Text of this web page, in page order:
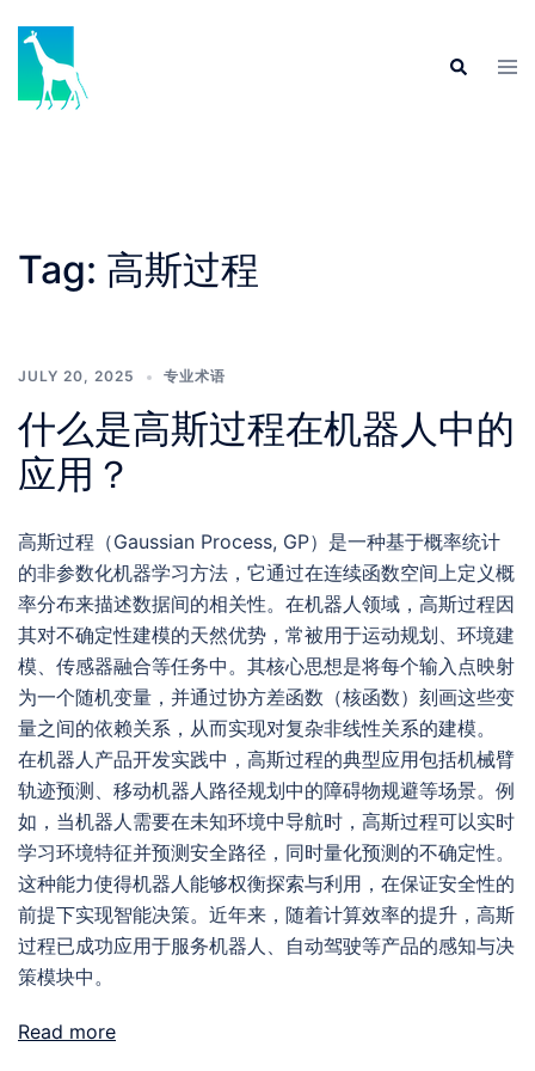
content
Search
Tag: 高斯过程
JULY 20, 2025 专业术语
什么是高斯过程在机器人中的
应用？
高斯过程（Gaussian Process, GP）是一种基于概率统计
的非参数化机器学习方法，它通过在连续函数空间上定义概
率分布来描述数据间的相关性。在机器人领域，高斯过程因
其对不确定性建模的天然优势，常被用于运动规划、环境建
模、传感器融合等任务中。其核心思想是将每个输入点映射
为一个随机变量，并通过协方差函数（核函数）刻画这些变
量之间的依赖关系，从而实现对复杂非线性关系的建模。
在机器人产品开发实践中，高斯过程的典型应用包括机械臂
轨迹预测、移动机器人路径规划中的障碍物规避等场景。例
如，当机器人需要在未知环境中导航时，高斯过程可以实时
学习环境特征并预测安全路径，同时量化预测的不确定性。
这种能力使得机器人能够权衡探索与利用，在保证安全性的
前提下实现智能决策。近年来，随着计算效率的提升，高斯
过程已成功应用于服务机器人、自动驾驶等产品的感知与决
策模块中。
Read more